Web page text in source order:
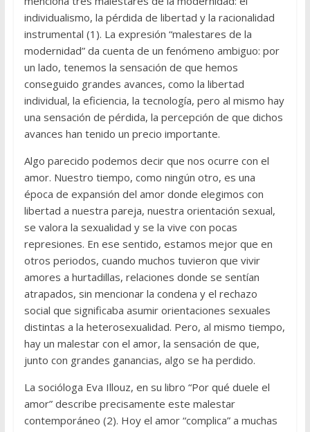
individualismo, la pérdida de libertad y la racionalidad
instrumental (1). La expresión “malestares de la
modernidad” da cuenta de un fenómeno ambiguo: por
un lado, tenemos la sensación de que hemos
conseguido grandes avances, como la libertad
individual, la eficiencia, la tecnología, pero al mismo hay
una sensación de pérdida, la percepción de que dichos
avances han tenido un precio importante.
Algo parecido podemos decir que nos ocurre con el
amor. Nuestro tiempo, como ningún otro, es una
época de expansión del amor donde elegimos con
libertad a nuestra pareja, nuestra orientación sexual,
se valora la sexualidad y se la vive con pocas
represiones. En ese sentido, estamos mejor que en
otros periodos, cuando muchos tuvieron que vivir
amores a hurtadillas, relaciones donde se sentían
atrapados, sin mencionar la condena y el rechazo
social que significaba asumir orientaciones sexuales
distintas a la heterosexualidad. Pero, al mismo tiempo,
hay un malestar con el amor, la sensación de que,
junto con grandes ganancias, algo se ha perdido.
La socióloga Eva Illouz, en su libro “Por qué duele el
amor” describe precisamente este malestar
contemporáneo (2). Hoy el amor “complica” a muchas